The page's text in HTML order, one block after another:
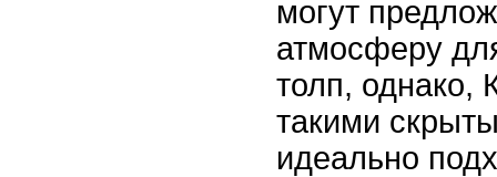
могут
атмосферу
толп, однако,
такими
идеально